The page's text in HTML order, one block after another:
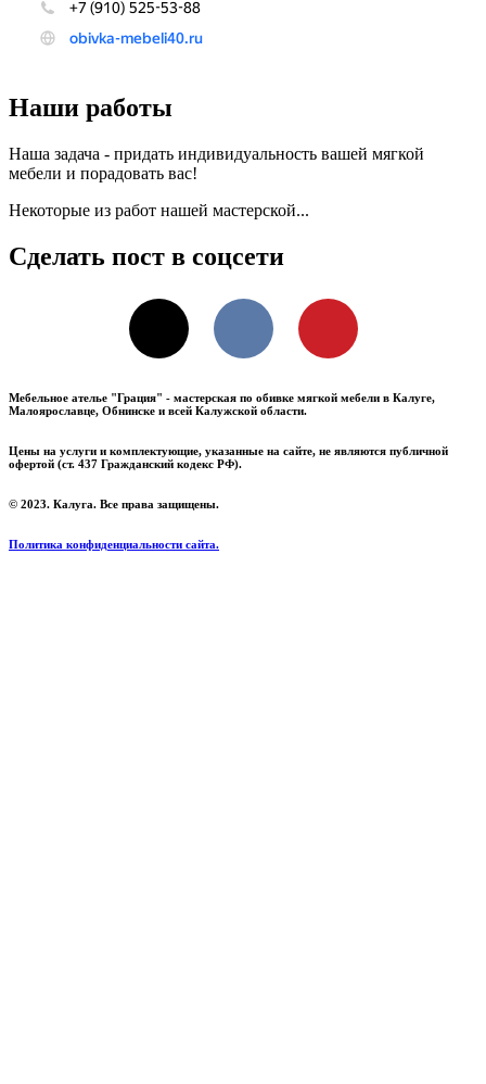
Наши работы
Наша задача - придать индивидуальность вашей мягкой
мебели и порадовать вас!
Некоторые из работ нашей мастерской...
Сделать пост в соцсети
VKontakte
Мебельное ателье "Грация" - мастерская по обивке мягкой мебели в Калуге,
Малоярославце, Обнинске и всей Калужской области.
Цены на услуги и комплектующие, указанные на сайте, не являются публичной
офертой (ст. 437 Гражданский кодекс РФ).
© 2023. Калуга. Все права защищены.
Политика конфиденциальности сайта.